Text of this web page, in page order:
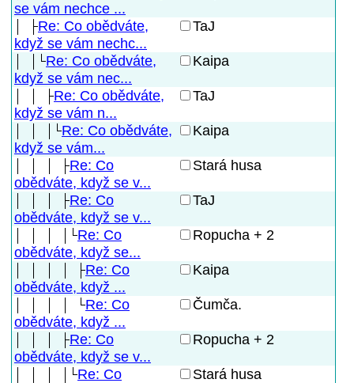
se vám nechce ...
Re: Co obědváte,
když se vám nechc...
TaJ
Re: Co obědváte,
když se vám nec...
Kaipa
Re: Co obědváte,
když se vám n...
TaJ
Re: Co obědváte,
když se vám...
Kaipa
Re: Co
obědváte, když se v...
Stará husa
Re: Co
obědváte, když se v...
TaJ
Re: Co
obědváte, když se...
Ropucha + 2
Re: Co
obědváte, když ...
Kaipa
Re: Co
obědváte, když ...
Čumča.
Re: Co
obědváte, když se v...
Ropucha + 2
Re: Co
Stará husa